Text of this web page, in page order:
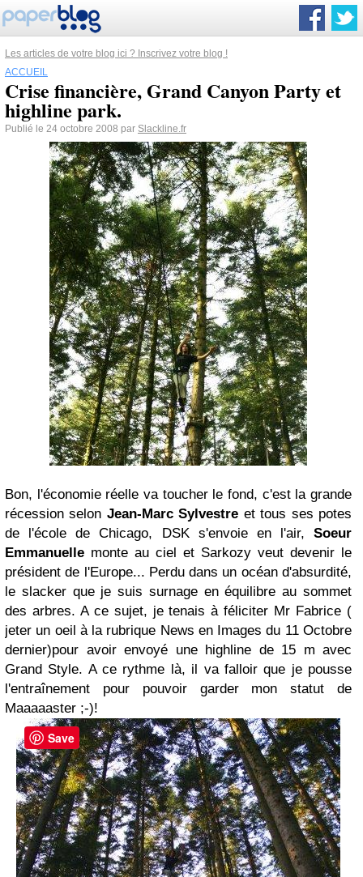
Les articles de votre blog ici ? Inscrivez votre blog !
ACCUEIL
Crise financière, Grand Canyon Party et
highline park.
Publié le 24 octobre 2008 par Slackline.fr
Bon, l'économie réelle va toucher le fond, c'est la grande
récession selon Jean-Marc Sylvestre et tous ses potes
de l'école de Chicago, DSK s'envoie en l'air, Soeur
Emmanuelle monte au ciel et Sarkozy veut devenir le
président de l'Europe... Perdu dans un océan d'absurdité,
le slacker que je suis surnage en équilibre au sommet
des arbres. A ce sujet, je tenais à féliciter Mr Fabrice (
jeter un oeil à la rubrique News en Images du 11 Octobre
dernier)pour avoir envoyé une highline de 15 m avec
Grand Style. A ce rythme là, il va falloir que je pousse
l'entraînement pour pouvoir garder mon statut de
Maaaaaster ;-)!
Save